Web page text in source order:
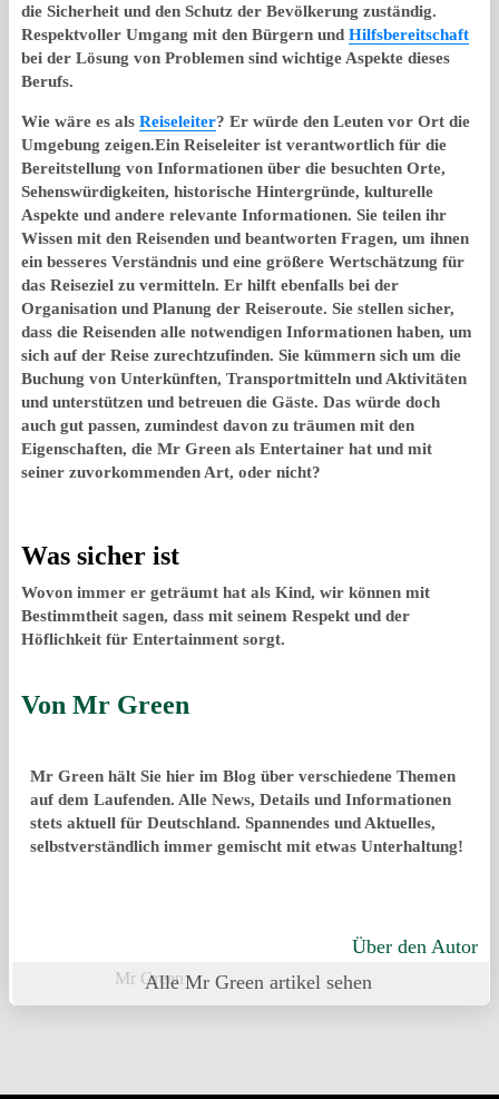
die Sicherheit und den Schutz der Bevölkerung zuständig.
Respektvoller Umgang mit den Bürgern und Hilfsbereitschaft
bei der Lösung von Problemen sind wichtige Aspekte dieses
Berufs.
Wie wäre es als Reiseleiter? Er würde den Leuten vor Ort die
Umgebung zeigen.Ein Reiseleiter ist verantwortlich für die
Bereitstellung von Informationen über die besuchten Orte,
Sehenswürdigkeiten, historische Hintergründe, kulturelle
Aspekte und andere relevante Informationen. Sie teilen ihr
Wissen mit den Reisenden und beantworten Fragen, um ihnen
ein besseres Verständnis und eine größere Wertschätzung für
das Reiseziel zu vermitteln. Er hilft ebenfalls bei der
Organisation und Planung der Reiseroute. Sie stellen sicher,
dass die Reisenden alle notwendigen Informationen haben, um
sich auf der Reise zurechtzufinden. Sie kümmern sich um die
Buchung von Unterkünften, Transportmitteln und Aktivitäten
und unterstützen und betreuen die Gäste. Das würde doch
auch gut passen, zumindest davon zu träumen mit den
Eigenschaften, die Mr Green als Entertainer hat und mit
seiner zuvorkommenden Art, oder nicht?
Was sicher ist
Wovon immer er geträumt hat als Kind, wir können mit
Bestimmtheit sagen, dass mit seinem Respekt und der
Höflichkeit für Entertainment sorgt.
Von Mr Green
Mr Green hält Sie hier im Blog über verschiedene Themen
auf dem Laufenden. Alle News, Details und Informationen
stets aktuell für Deutschland. Spannendes und Aktuelles,
selbstverständlich immer gemischt mit etwas Unterhaltung!
Über den Autor
Alle Mr Green artikel sehen
Mr Green